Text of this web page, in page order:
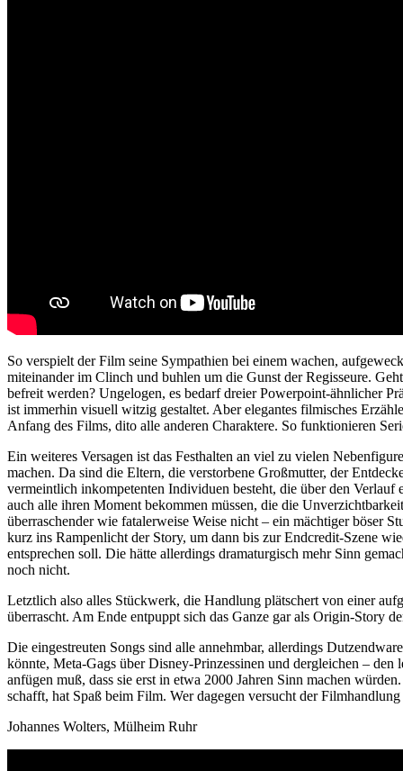
So verspielt der Film seine Sympathien bei einem wachen,
miteinander im Clinch und buhlen um die Gunst der Regisseure.
befreit werden? Ungelogen, es bedarf dreier Powerpoint-ähnlicher
ist immerhin visuell witzig gestaltet. Aber elegantes filmisches
Anfang des Films, dito alle anderen Charaktere. So funktionieren
Ein weiteres Versagen ist das Festhalten an viel zu vielen
machen. Da sind die Eltern, die verstorbene Großmutter, der
vermeintlich inkompetenten Individuen besteht, die über den
auch alle ihren Moment bekommen müssen, die die
überraschender wie fatalerweise Weise nicht – ein mächtiger böser
kurz ins Rampenlicht der Story, um dann bis zur Endcredit-Szene
entsprechen soll. Die hätte allerdings dramaturgisch mehr Sinn
noch nicht.
Letztlich also alles Stückwerk, die Handlung plätschert von einer
überrascht. Am Ende entpuppt sich das Ganze gar als Origin-Story
Die eingestreuten Songs sind alle annehmbar, allerdings
könnte, Meta-Gags über Disney-Prinzessinen und dergleichen –
anfügen muß, dass sie erst in etwa 2000 Jahren Sinn machen
schafft, hat Spaß beim Film. Wer dagegen versucht der
Johannes Wolters, Mülheim Ruhr